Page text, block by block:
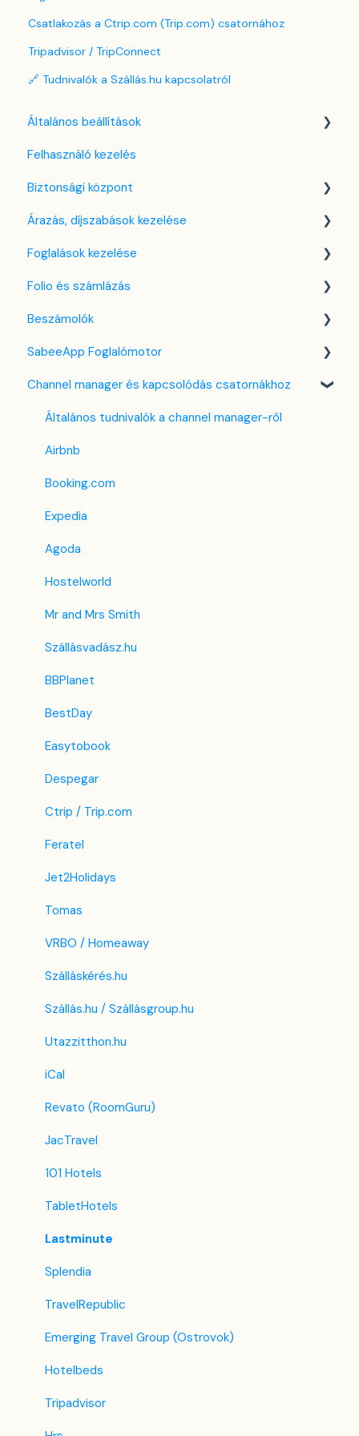
Csatlakozás a Ctrip.com (Trip.com) csatornához
Tripadvisor / TripConnect
🔗 Tudnivalók a Szállás.hu kapcsolatról
Általános beállítások
Nyelv beállítások
Cég / Szálláshely beállítások
Adó beállítások
Szabályzatok beállítása
Szobák beállításai
Partnerek
Szolgáltatások
Email sablonok beállítása
Housekeeping
Számla beállítások
Előfizetés
Regisztrációs adatlap
Egyéni mező
Felhasználó kezelés
Biztonsági központ
Kulcsfájl kezelés
Két-faktoros autentikáció (2FA)
Bejelentkezés a SabeeApp fiókba
Árazás, díjszabások kezelése
Díjszabás beállítások
Árttípusok Engedélyezése / Tiltása
CTA / CTD
Kuponok
Foglalások kezelése
Kezdőlap
Naptárnézet
Foglalási adatlap
Bank kártya terhelése
Összenyitható szoba - funkció
Lista nézet
PMS alatti menük
Folio és számlázás
Folio kezelése
Számlákkal kapcsolatos tudnivalók
Több pénznem kezelése
Beszámolók
Front Office Beszámolók
Foglalások & Bevétel
F&B
Takarítás & Karbantartás
Adminisztráció
SabeeApp Foglalómotor
Foglalómotor (4.0)
Korábbi Foglalómotor
Channel manager és kapcsolódás csatornákhoz
Általános tudnivalók a channel manager-ről
Airbnb
Booking.com
Expedia
Agoda
Hostelworld
Mr and Mrs Smith
Szállásvadász.hu
BBPlanet
BestDay
Easytobook
Despegar
Ctrip / Trip.com
Feratel
Jet2Holidays
Tomas
VRBO / Homeaway
Szálláskérés.hu
Szállás.hu / Szállásgroup.hu
Utazzitthon.hu
iCal
Revato (RoomGuru)
JacTravel
101 Hotels
TabletHotels
Lastminute
Splendia
TravelRepublic
Emerging Travel Group (Ostrovok)
Hotelbeds
Tripadvisor